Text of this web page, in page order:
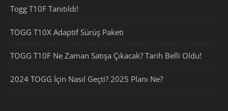
Togg T10F Tanıtıldı!
TOGG T10X Adaptif Sürüş Paketi
TOGG T10F Ne Zaman Satışa Çıkacak? Tarih Belli Oldu!
2024 TOGG İçin Nasıl Geçti? 2025 Planı Ne?